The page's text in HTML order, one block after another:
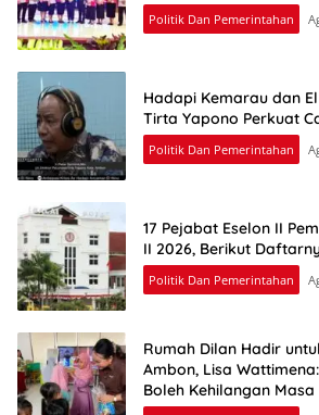
Politik Dan Pemerintahan
Hadapi Kemarau dan
Tirta Yapono Perkuat
Politik Dan Pemerintahan
17 Pejabat Eselon II
II 2026, Berikut
Politik Dan Pemerintahan
Rumah Dilan Hadir
Ambon, Lisa
Boleh Kehilangan